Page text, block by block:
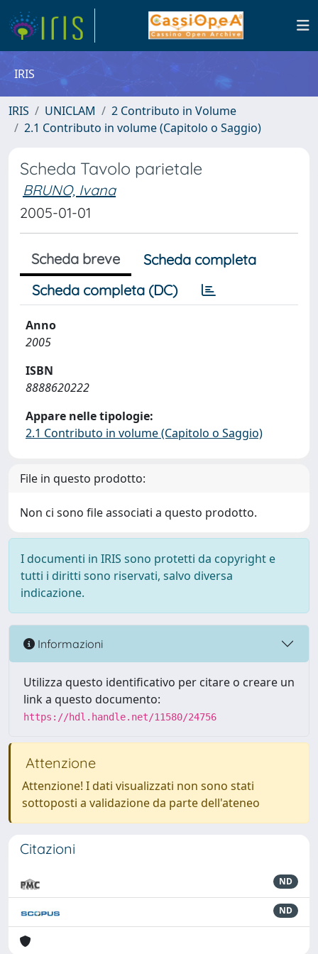
IRIS
IRIS UNICLAM
2 Contributo in Volume
2.1 Contributo in volume (Capitolo o Saggio)
Scheda Tavolo parietale
BRUNO, Ivana
2005-01-01
Scheda breve
Scheda completa
Scheda completa (DC)
Anno
2005
ISBN
8888620222
Appare nelle tipologie:
2.1 Contributo in volume (Capitolo o Saggio)
File in questo prodotto:
Non ci sono file associati a questo prodotto.
I documenti in IRIS sono protetti da copyright e
tutti i diritti sono riservati, salvo diversa
indicazione.
Informazioni
Utilizza questo identificativo per citare o creare un
link a questo documento:
https://hdl.handle.net/11580/24756
Attenzione
Attenzione! I dati visualizzati non sono stati
sottoposti a validazione da parte dell'ateneo
Citazioni
ND
ND